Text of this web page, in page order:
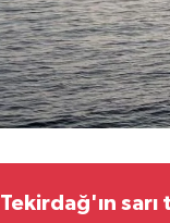
Tekirdağ'ın sarı